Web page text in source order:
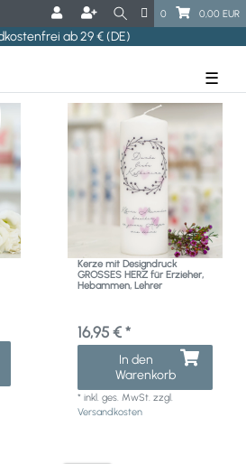
0 0,00 EUR
ab 29 € (DE)
☰
Kerze mit Designdruck
GROSSES HERZ für Erzieher,
Hebammen, Lehrer
16,95 € *
In den
Warenkorb
*inkl. ges. MwSt. zzgl.
Versandkosten